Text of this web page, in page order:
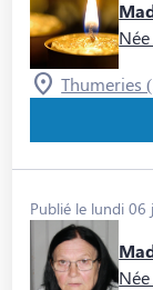
Thumeries
Publié le lundi 06